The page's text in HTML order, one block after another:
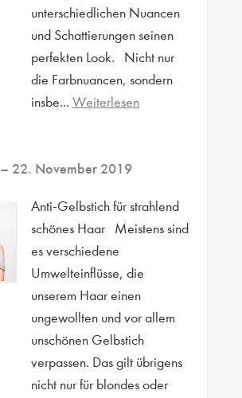
unterschiedlichen Nuancen
und Schattierungen seinen
perfekten Look. Nicht nur
die Farbnuancen, sondern
insbe... Weiterlesen
– 22. November 2019
Anti-Gelbstich für strahlend
schönes Haar Meistens sind
es verschiedene
Umwelteinflüsse, die
unserem Haar einen
ungewollten und vor allem
unschönen Gelbstich
verpassen. Das gilt übrigens
nicht nur für blondes oder